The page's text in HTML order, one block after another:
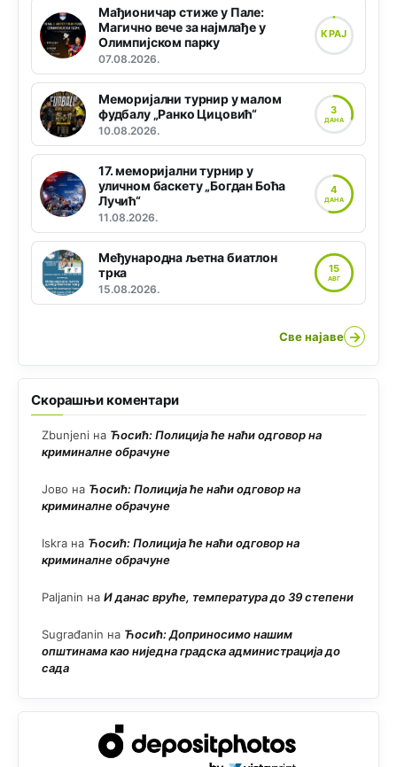
Мађионичар стиже у Пале:
Магично вече за најмлађе у
Олимпијском парку
07.08.2026.
КРАЈ
Меморијални турнир у малом
фудбалу „Ранко Цицовић“
10.08.2026.
3
ДАНА
17. меморијални турнир у
уличном баскету „Богдан Боћа
Лучић“
11.08.2026.
4
ДАНА
Међународна љетна биатлон
трка
15.08.2026.
15
АВГ
Све најаве →
Скорашњи коментари
Zbunjeni на Ћосић: Полиција ће наћи одговор на
криминалне обрачуне
Јово на Ћосић: Полиција ће наћи одговор на
криминалне обрачуне
Iskra на Ћосић: Полиција ће наћи одговор на
криминалне обрачуне
Paljanin на И данас вруће, температура до 39 степени
Sugrađanin на Ћосић: Доприносимо нашим
општинама као ниједна градска администрација до
сада